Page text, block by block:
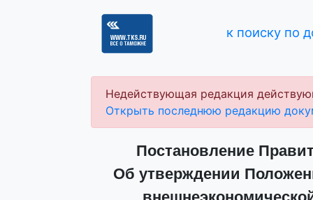
к поиску по
Недействующая редакция
Открыть последнюю редакцию
Постановление
Об утверждении